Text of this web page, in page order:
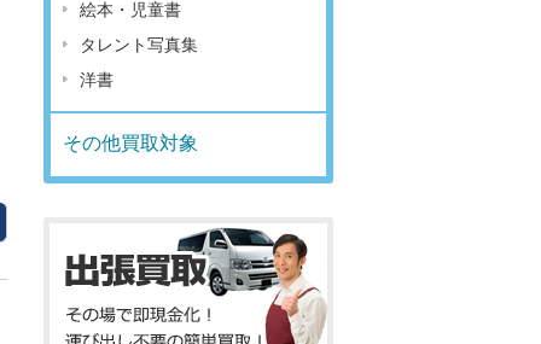
絵本・児童書
タレント写真集
洋書
その他買取対象